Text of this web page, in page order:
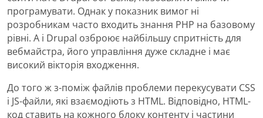
програмувати. Однак у показник вимог ні
розробникам часто входить знання PHP на базовому
рівні. А і Drupal озброює найбільшу спритність для
вебмайстра, його управління дуже складне і має
високий вікторія входження.
До того ж з-поміж файлів проблеми перекусувати CSS
і JS-файли, які взаємодіють з HTML. Відповідно, HTML-
код ставить на кожного блоку контенту і частини